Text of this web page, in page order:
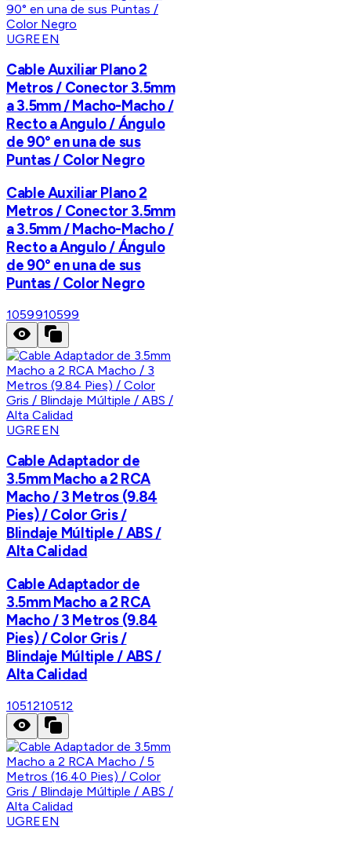
UGREEN
Cable Auxiliar Plano 2
Metros / Conector 3.5mm
a 3.5mm / Macho-Macho /
Recto a Angulo / Ángulo
de 90° en una de sus
Puntas / Color Negro
Cable Auxiliar Plano 2
Metros / Conector 3.5mm
a 3.5mm / Macho-Macho /
Recto a Angulo / Ángulo
de 90° en una de sus
Puntas / Color Negro
1059910599
UGREEN
Cable Adaptador de
3.5mm Macho a 2 RCA
Macho / 3 Metros (9.84
Pies) / Color Gris /
Blindaje Múltiple / ABS /
Alta Calidad
Cable Adaptador de
3.5mm Macho a 2 RCA
Macho / 3 Metros (9.84
Pies) / Color Gris /
Blindaje Múltiple / ABS /
Alta Calidad
1051210512
UGREEN